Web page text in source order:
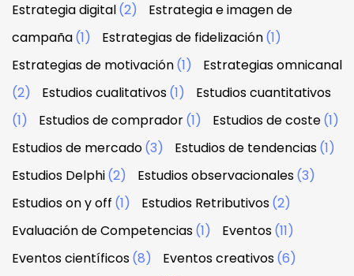
Estrategia digital(2)
Estrategia e imagen de
campaña(1) Estrategias de fidelización(1)
Estrategias de motivación(1)
Estrategias omnicanal
(2)
Estudios cualitativos(1)
Estudios cuantitativos
(1)
Estudios de comprador(1) Estudios de coste(1)
Estudios de mercado(3) Estudios de tendencias(1)
Estudios Delphi(2) Estudios observacionales(3)
Estudios on y off (1) Estudios Retributivos(2)
Evaluación de Competencias(1) Eventos(11)
Eventos científicos(8) Eventos creativos(6)